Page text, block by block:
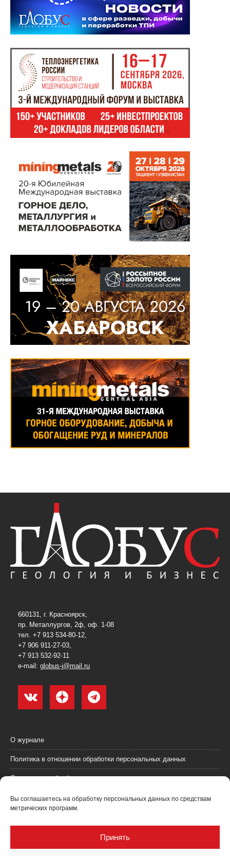
Вы соглашаетесь на обработку персональных данных по средствам
метрических программ.
Принять
660131, г. Красноярск,
пр. Металлургов, 2ф, оф. 1-08
тел. +7 913 534-80-12,
+7 906 911-27-03,
+7 913 532-92-11
e-mail: globus-j@mail.ru
О журнале
Политика в отношении обработки персональных данных
Согласие на обработку персональных данных
Пользовательское соглашение (оферта)